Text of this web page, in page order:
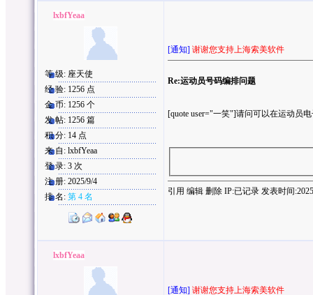
lxbfYeaa
等 级: 座天使
经 验: 1256 点
金 币: 1256 个
发 帖: 1256 篇
积 分: 14 点
来 自: lxbfYeaa
登 录: 3 次
注 册: 2025/9/4
排 名: 第 4 名
[通知] 谢谢您支持上海索美软件
Re:运动员号码编排问题
[quote user="一笑"]请问可以在运动员
引用 编辑 删除 IP:已记录 发表时间
lxbfYeaa
[通知] 谢谢您支持上海索美软件